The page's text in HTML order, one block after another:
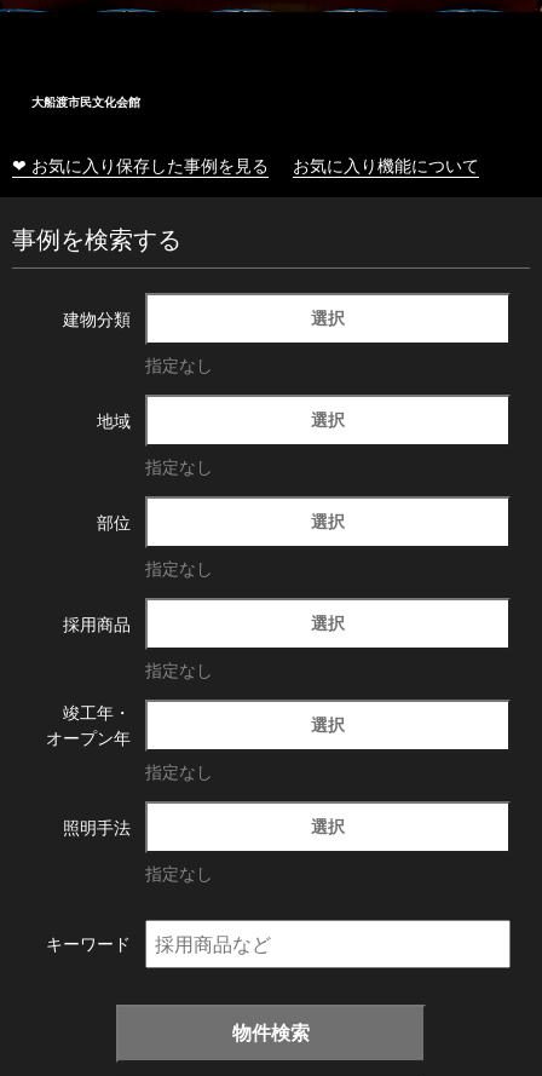
大船渡市民文化会館
❤ お気に入り保存した事例を見る お気に入り機能について
事例を検索する
建物分類 選択
指定なし
地域 選択
指定なし
部位 選択
指定なし
採用商品 選択
指定なし
竣工年・
オープン年
選択
指定なし
照明手法 選択
指定なし
キーワード
物件検索